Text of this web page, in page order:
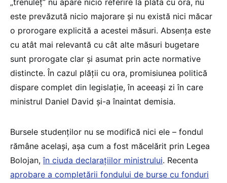
„trenuleț” nu apare nicio referire la plata cu ora, nu
este prevăzută nicio majorare și nu există nici măcar
o prorogare explicită a acestei măsuri. Absența este
cu atât mai relevantă cu cât alte măsuri bugetare
sunt prorogate clar și asumat prin acte normative
distincte. În cazul plății cu ora, promisiunea politică
dispare complet din legislație, în aceeași zi în care
ministrul Daniel David și-a înaintat demisia.
Bursele studenților nu se modifică nici ele – fondul
rămâne același, așa cum a fost măcelărit prin Legea
Bolojan,în ciuda declarațiilor ministrului. Recenta
aprobare a completării fondului de burse cu fonduri